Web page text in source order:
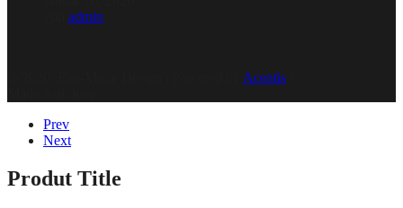
admin
Acentis
Prev
Next
Produt Title